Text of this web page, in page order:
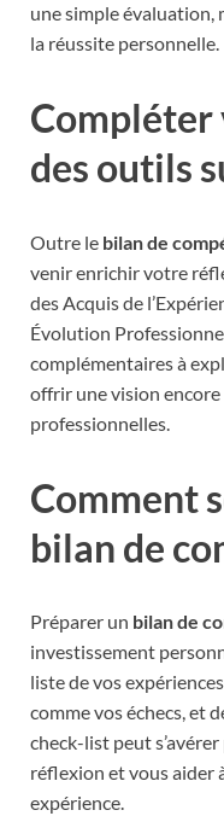
une simple évaluation,
la réussite personnelle.
Compléter
des outils
Outre le bilan de
venir enrichir votre
des Acquis de
Évolution
complémentaires à
offrir une vision
professionnelles.
Comment
bilan de
Préparer un bilan de
investissement
liste de vos
comme vos échecs, et
check-list peut
réflexion et vous aider
expérience.